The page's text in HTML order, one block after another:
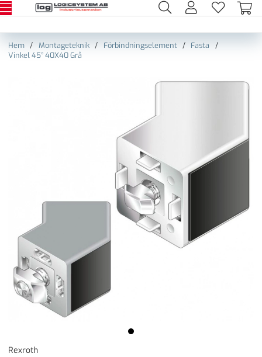
Hem Montageteknik Förbindningselement
Fasta
Vinkel 45° 40X40 Grå
Rexroth